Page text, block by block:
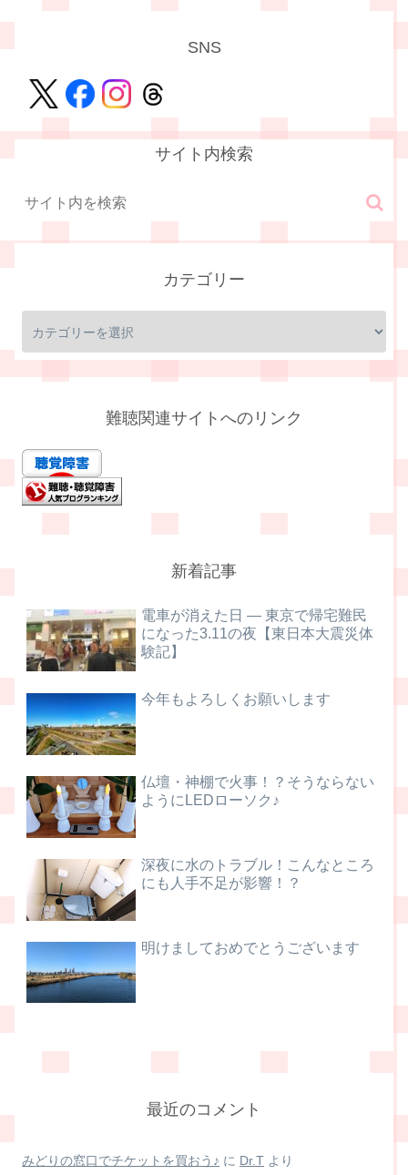
SNS
サイト内検索
カテゴリー
難聴関連サイトへのリンク
新着記事
電車が消えた日 ― 東京で帰宅難民
になった3.11の夜【東日本大震災体
験記】
今年もよろしくお願いします
仏壇・神棚で火事！？そうならない
ようにLEDローソク♪
深夜に水のトラブル！こんなところ
にも人手不足が影響！？
明けましておめでとうございます
最近のコメント
みどりの窓口でチケットを買おう♪ に Dr.T より